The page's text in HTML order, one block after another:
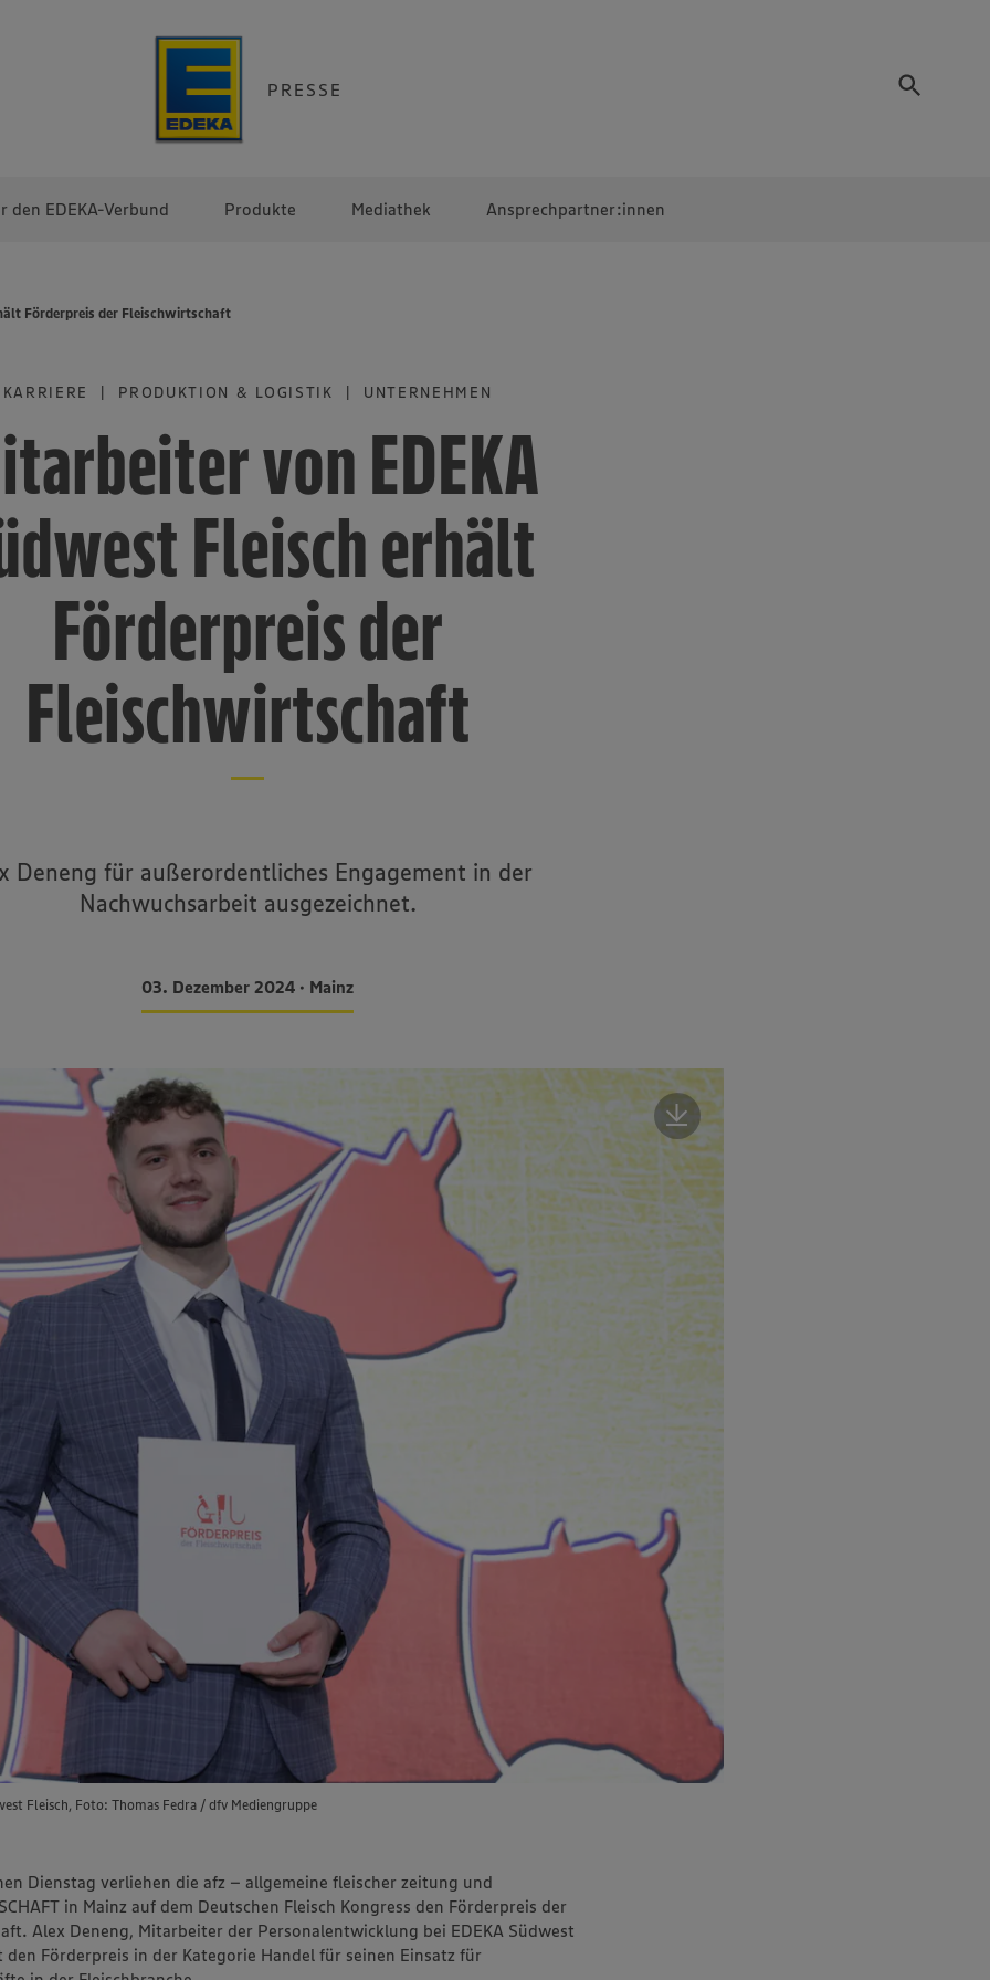
PRESSE
den EDEKA-Verbund Produkte Mediathek Ansprechpartner:innen
Förderpreis der Fleischwirtschaft
KARRIERE | PRODUKTION & LOGISTIK | UNTERNEHMEN
von EDEKA
Fleisch erhält
Förderpreis der
Fleischwirtschaft
Deneng für außerordentliches Engagement in der
Nachwuchsarbeit ausgezeichnet.
03. Dezember 2024 • Mainz
Fleisch, Foto: Thomas Fedra / dfv Mediengruppe
Dienstag verliehen die afz – allgemeine fleischer zeitung und
in Mainz auf dem Deutschen Fleisch Kongress den Förderpreis der
Alex Deneng, Mitarbeiter der Personalentwicklung bei EDEKA Südwest
den Förderpreis in der Kategorie Handel für seinen Einsatz für